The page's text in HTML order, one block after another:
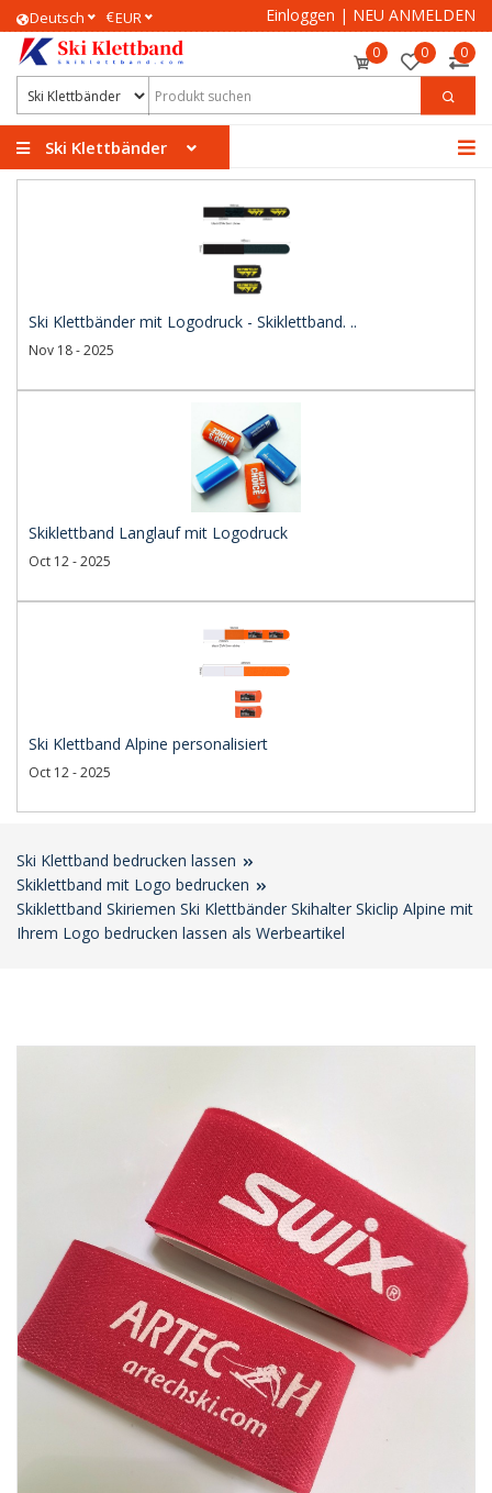
Deutsch €EUR Einloggen | NEU ANMELDEN
0 0 0
Ski Klettbänder
Ski Klettbänder mit Logodruck - Skiklettband. ..
Nov 18 - 2025
Skiklettband Langlauf mit Logodruck
Oct 12 - 2025
Ski Klettband Alpine personalisiert
Oct 12 - 2025
Ski Klettband bedrucken lassen
Skiklettband mit Logo bedrucken
Skiklettband Skiriemen Ski Klettbänder Skihalter Skiclip Alpine mit
Ihrem Logo bedrucken lassen als Werbeartikel